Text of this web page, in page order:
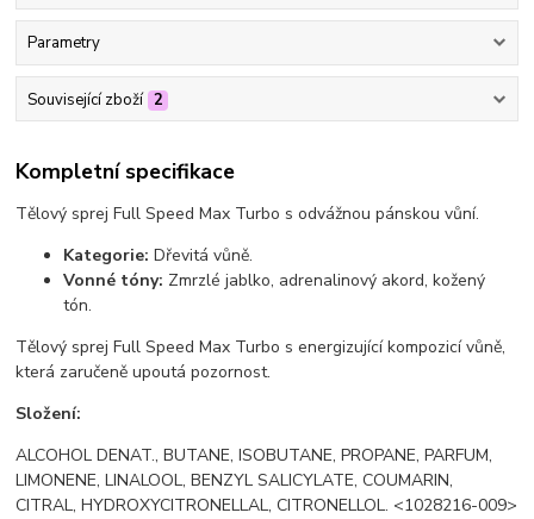
Parametry
Související zboží 2
Kompletní specifikace
Tělový sprej Full Speed Max Turbo s odvážnou pánskou vůní.
Kategorie: Dřevitá vůně.
Vonné tóny: Zmrzlé jablko, adrenalinový akord, kožený
tón.
Tělový sprej Full Speed Max Turbo s energizující kompozicí vůně,
která zaručeně upoutá pozornost.
Složení:
ALCOHOL DENAT., BUTANE, ISOBUTANE, PROPANE, PARFUM,
LIMONENE, LINALOOL, BENZYL SALICYLATE, COUMARIN,
CITRAL, HYDROXYCITRONELLAL, CITRONELLOL. <1028216-009>